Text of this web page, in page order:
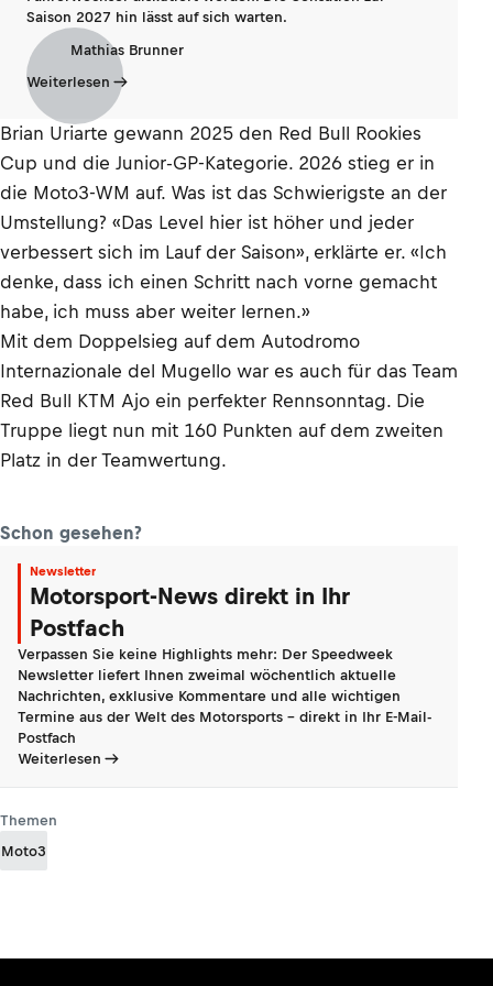
Saison 2027 hin lässt auf sich warten.
Mathias Brunner
Weiterlesen
Brian Uriarte gewann 2025 den Red Bull Rookies
Cup und die Junior-GP-Kategorie. 2026 stieg er in
die Moto3-WM auf. Was ist das Schwierigste an der
Umstellung? «Das Level hier ist höher und jeder
verbessert sich im Lauf der Saison», erklärte er. «Ich
denke, dass ich einen Schritt nach vorne gemacht
habe, ich muss aber weiter lernen.»
Mit dem Doppelsieg auf dem Autodromo
Internazionale del Mugello war es auch für das Team
Red Bull KTM Ajo ein perfekter Rennsonntag. Die
Truppe liegt nun mit 160 Punkten auf dem zweiten
Platz in der Teamwertung.
Schon gesehen?
Newsletter
Motorsport-News direkt in Ihr
Postfach
Verpassen Sie keine Highlights mehr: Der Speedweek
Newsletter liefert Ihnen zweimal wöchentlich aktuelle
Nachrichten, exklusive Kommentare und alle wichtigen
Termine aus der Welt des Motorsports - direkt in Ihr E-Mail-
Postfach
Weiterlesen
Themen
Moto3